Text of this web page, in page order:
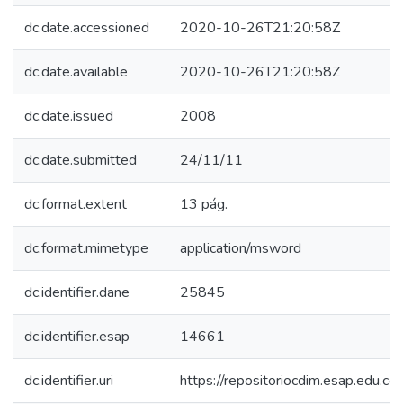
dc.date.accessioned 2020-10-26T21:20:58Z
dc.date.available 2020-10-26T21:20:58Z
dc.date.issued 2008
dc.date.submitted 24/11/11
dc.format.extent 13 pág.
dc.format.mimetype application/msword
dc.identifier.dane 25845
dc.identifier.esap 14661
dc.identifier.uri https://